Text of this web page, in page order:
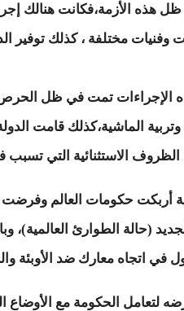
هذه الأزمة،فكانت هنالك
وفنيات مختلفة ، كذلك توفير
الإجراءات تمت في ظل الحرص
الماشية،كذلك قامت الدولة
التي تسبب فيها كوفيد 19 والحرب
أربكت حكومات العالم وفرضت
(حالة الطوارئ العالمية)،
في اتجاه معارك ضد الأوبئة
لتعامل الحكومة مع الأوضاع